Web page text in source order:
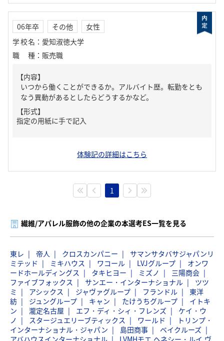
06年卒 その他
女性
学校名 ： 愛知淑徳大学
職種 ： 販売職
【内容】
いつから働くことができるか。アルバイト歴。転勤をとも
なう異動があるとしたらどうするかなど。
【形式】
指定の用紙に手で記入
体験記の詳細はこちら
1
繊維/アパレル服飾の他の企業の本選考ES一覧を見る
東レ 帝人 クロスカンパニー
サマンサタバサジャパンリ
ミテッド
ミキハウス ワコール LVJグループ
オンワ
ードホールディングス
タキヒヨー ミズノ
三陽商会
ファイブフォックス
サンエー・インターナショナル
ツツ
ミ
アシックス ジャヴァグループ フランドル
東洋
紡
ジュングループ キャン たけうちグループ
イトキ
ン
瀧定名古屋 エフ・ディ・シィ・フレンズ
ケイ・ウ
ノ
スタージュエリーブティックス ワールド
トリンプ・
インターナショナル・ジャパン
島田商事
ベイクルーズ
アバハウスインターナショナル
LVMHモエ ヘネシー・ルイ ヴ